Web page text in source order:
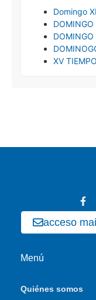
Domingo
DOMINGO
DOMINGO
XV
acceso mail
Menú
Quiénes somos